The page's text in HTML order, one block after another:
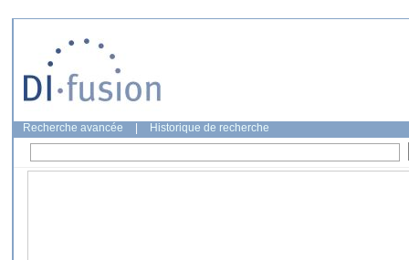
Recherche avancée Historique de recherche